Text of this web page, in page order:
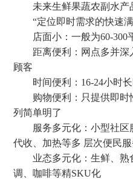
未来生鲜果蔬农副水产
“定位即时需求的快速满
店面小：一般为60-300
距离便利：网点多并深
顾客
时间便利：16-24小时长
购物便利：只提供即时
列简单明了
服务多元化：小型社区
代收、加热等多 层次便民服
业态多元化：生鲜、熟
调、咖啡等精SKU化